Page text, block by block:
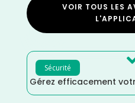
VOIR TOUS LES
Sécurité
Gérez efficacement